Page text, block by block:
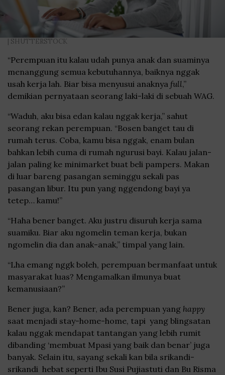
| SHUTTERSTOCK
“Perempuan itu kalau udah punya anak dan suaminya
menanggung semua kebutuhannya, baiknya nggak
usah kerja lah. Biar bisa menyusui anaknya full,”
demikian pernyataan seorang laki-laki di sebuah WAG.
“Waduh, aku bisa edan kalau nggak kerja,” sahut
seorang rekan perempuan. “Bosen banget tau di
rumah terus. Coba, kamu bisa nggak, enam bulan
bahkan lebih cuma di rumah ngurusi bayi. Kalau jalan-
jalan paling ke minimarket buat beli pampers. Makan
di luar bareng pasangan seminggu sekali pas
pasangan libur. Itu pun yang nggendong bayi ya
tetep… kamu!”
“Haha bener banget. Aku justru disuruh kerja sama
suamiku. Biar aku ngomelin teman kerja, bukan
ngomelin dia dan anak-anak,” timpal yang lain.
“Lha emang nggk boleh, perempuan bermanfaat untuk
masyarakat luas? Mengamalkan ilmunya buat
kemanusiaan?”
Bener juga, kan? Bener, ada perempuan yang happy
saat menjadi stay-home-home, tapi yang blingsatan
kalau nggak mendapat tantangan yang lebih rumit
dibanding ‘membuat Mpasi yang baik dan benar’ juga
banyak. Selain itu, sayang sekali kan bila srikandi-
srikandi hebat seperti Ibu Susi Pujiastuti dan Bu Risma